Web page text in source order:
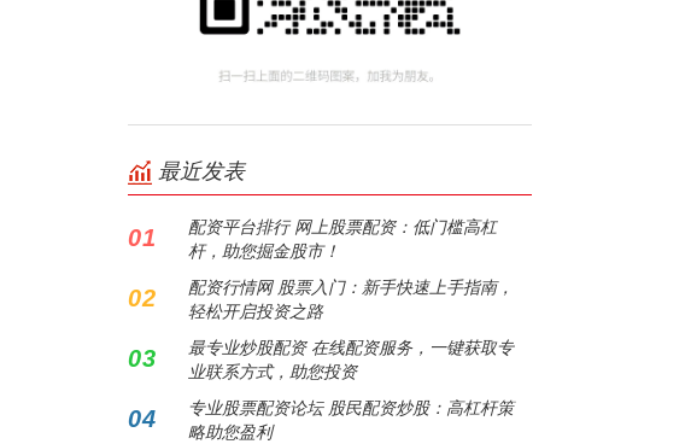
最近发表
01
配资平台排行 网上股票配资：低门槛高杠
杆，助您掘金股市！
02
配资行情网 股票入门：新手快速上手指南，
轻松开启投资之路
03
最专业炒股配资 在线配资服务，一键获取专
业联系方式，助您投资
04
专业股票配资论坛 股民配资炒股：高杠杆策
略助您盈利